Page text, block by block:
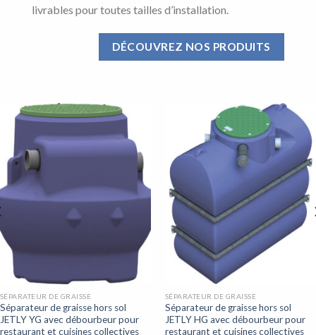
livrables pour toutes tailles d’installation.
DÉCOUVREZ NOS PRODUITS
SÉPARATEUR DE GRAISSE
Séparateur de graisse hors sol
JETLY YG avec débourbeur pour
restaurant et cuisines collectives
SÉPARATEUR DE GRAISSE
Séparateur de graisse hors sol
JETLY HG avec débourbeur pour
restaurant et cuisines collectives